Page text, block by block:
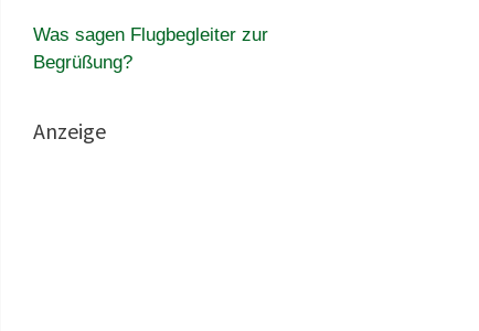
Was sagen Flugbegleiter zur
Begrüßung?
Anzeige